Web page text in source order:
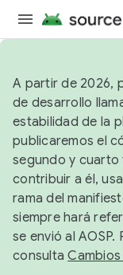
A partir de 2026,
de desarrollo
estabilidad de la
publicaremos el
segundo y cuarto
contribuir a él, usa
rama del
siempre hará
se envió al
consultaCambios